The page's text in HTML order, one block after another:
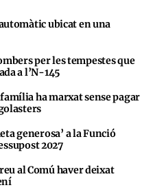
ubicat en una
per les tempestes que
a l’N-145
ha marxat sense pagar
generosa’ a la Funció
2027
al Comú haver deixat